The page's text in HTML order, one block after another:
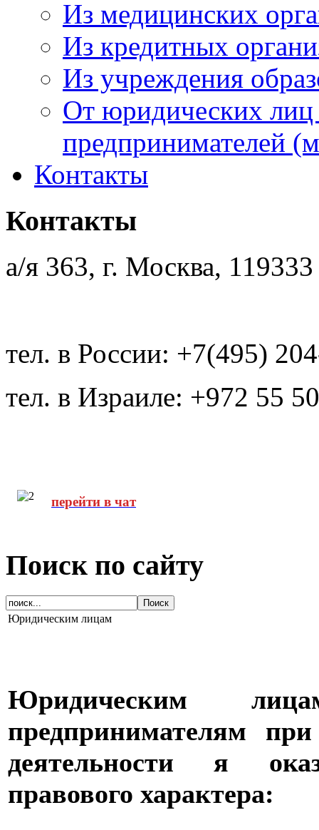
Из медицинских
Из кредитных
Из учреждения
От юридических
предпринимателей
Контакты
Контакты
а/я 363, г. Москва, 119333
тел. в России: +7(495)
тел. в Израиле: +972 55
перейти в чат
Поиск по сайту
Юридическим лицам
Юридическим
предпринимателям
деятельности я
правового характера: